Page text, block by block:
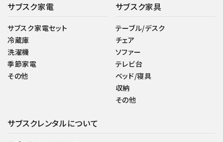
サブスク家電
サブスク家電セット
冷蔵庫
洗濯機
季節家電
その他
サブスク家具
テーブル/デスク
チェア
ソファー
テレビ台
ベッド/寝具
収納
その他
サブスクレンタルについて